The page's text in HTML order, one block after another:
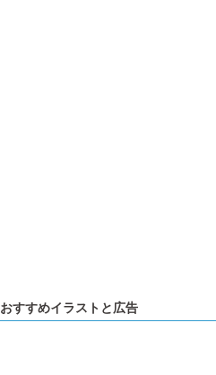
おすすめイラストと広告